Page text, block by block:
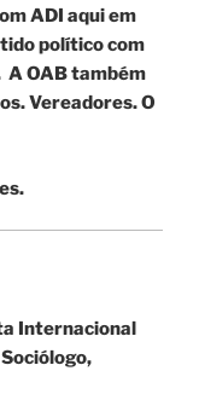
ADI aqui em
político com
A OAB também
Vereadores. O
Internacional